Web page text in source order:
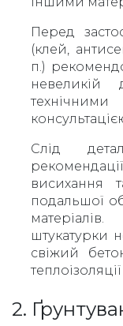
Перед
(клей,
п.)
невеликій
Слід
висихання
подальшої
штукатурки
свіжий
теплоізоляції
2.